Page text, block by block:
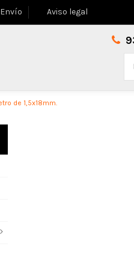
Envío Aviso legal
de 1,5x18mm.